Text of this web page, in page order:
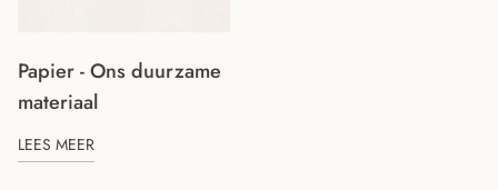
Papier - Ons duurzame
materiaal
LEES MEER